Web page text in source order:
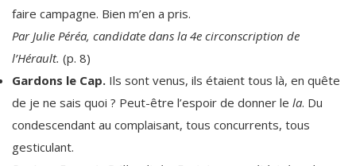
faire campagne. Bien m’en a pris.
Par Julie Péréa, candidate dans la 4e circonscription de
l’Hérault. (p. 8)
Gardons le Cap. Ils sont venus, ils étaient tous là, en quête
de je ne sais quoi ? Peut-être l’espoir de donner le la. Du
condescendant au complaisant, tous concurrents, tous
gesticulant.